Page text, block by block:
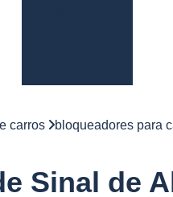
Monitoramento
de frotas
carros bloqueadores para
Sinal de